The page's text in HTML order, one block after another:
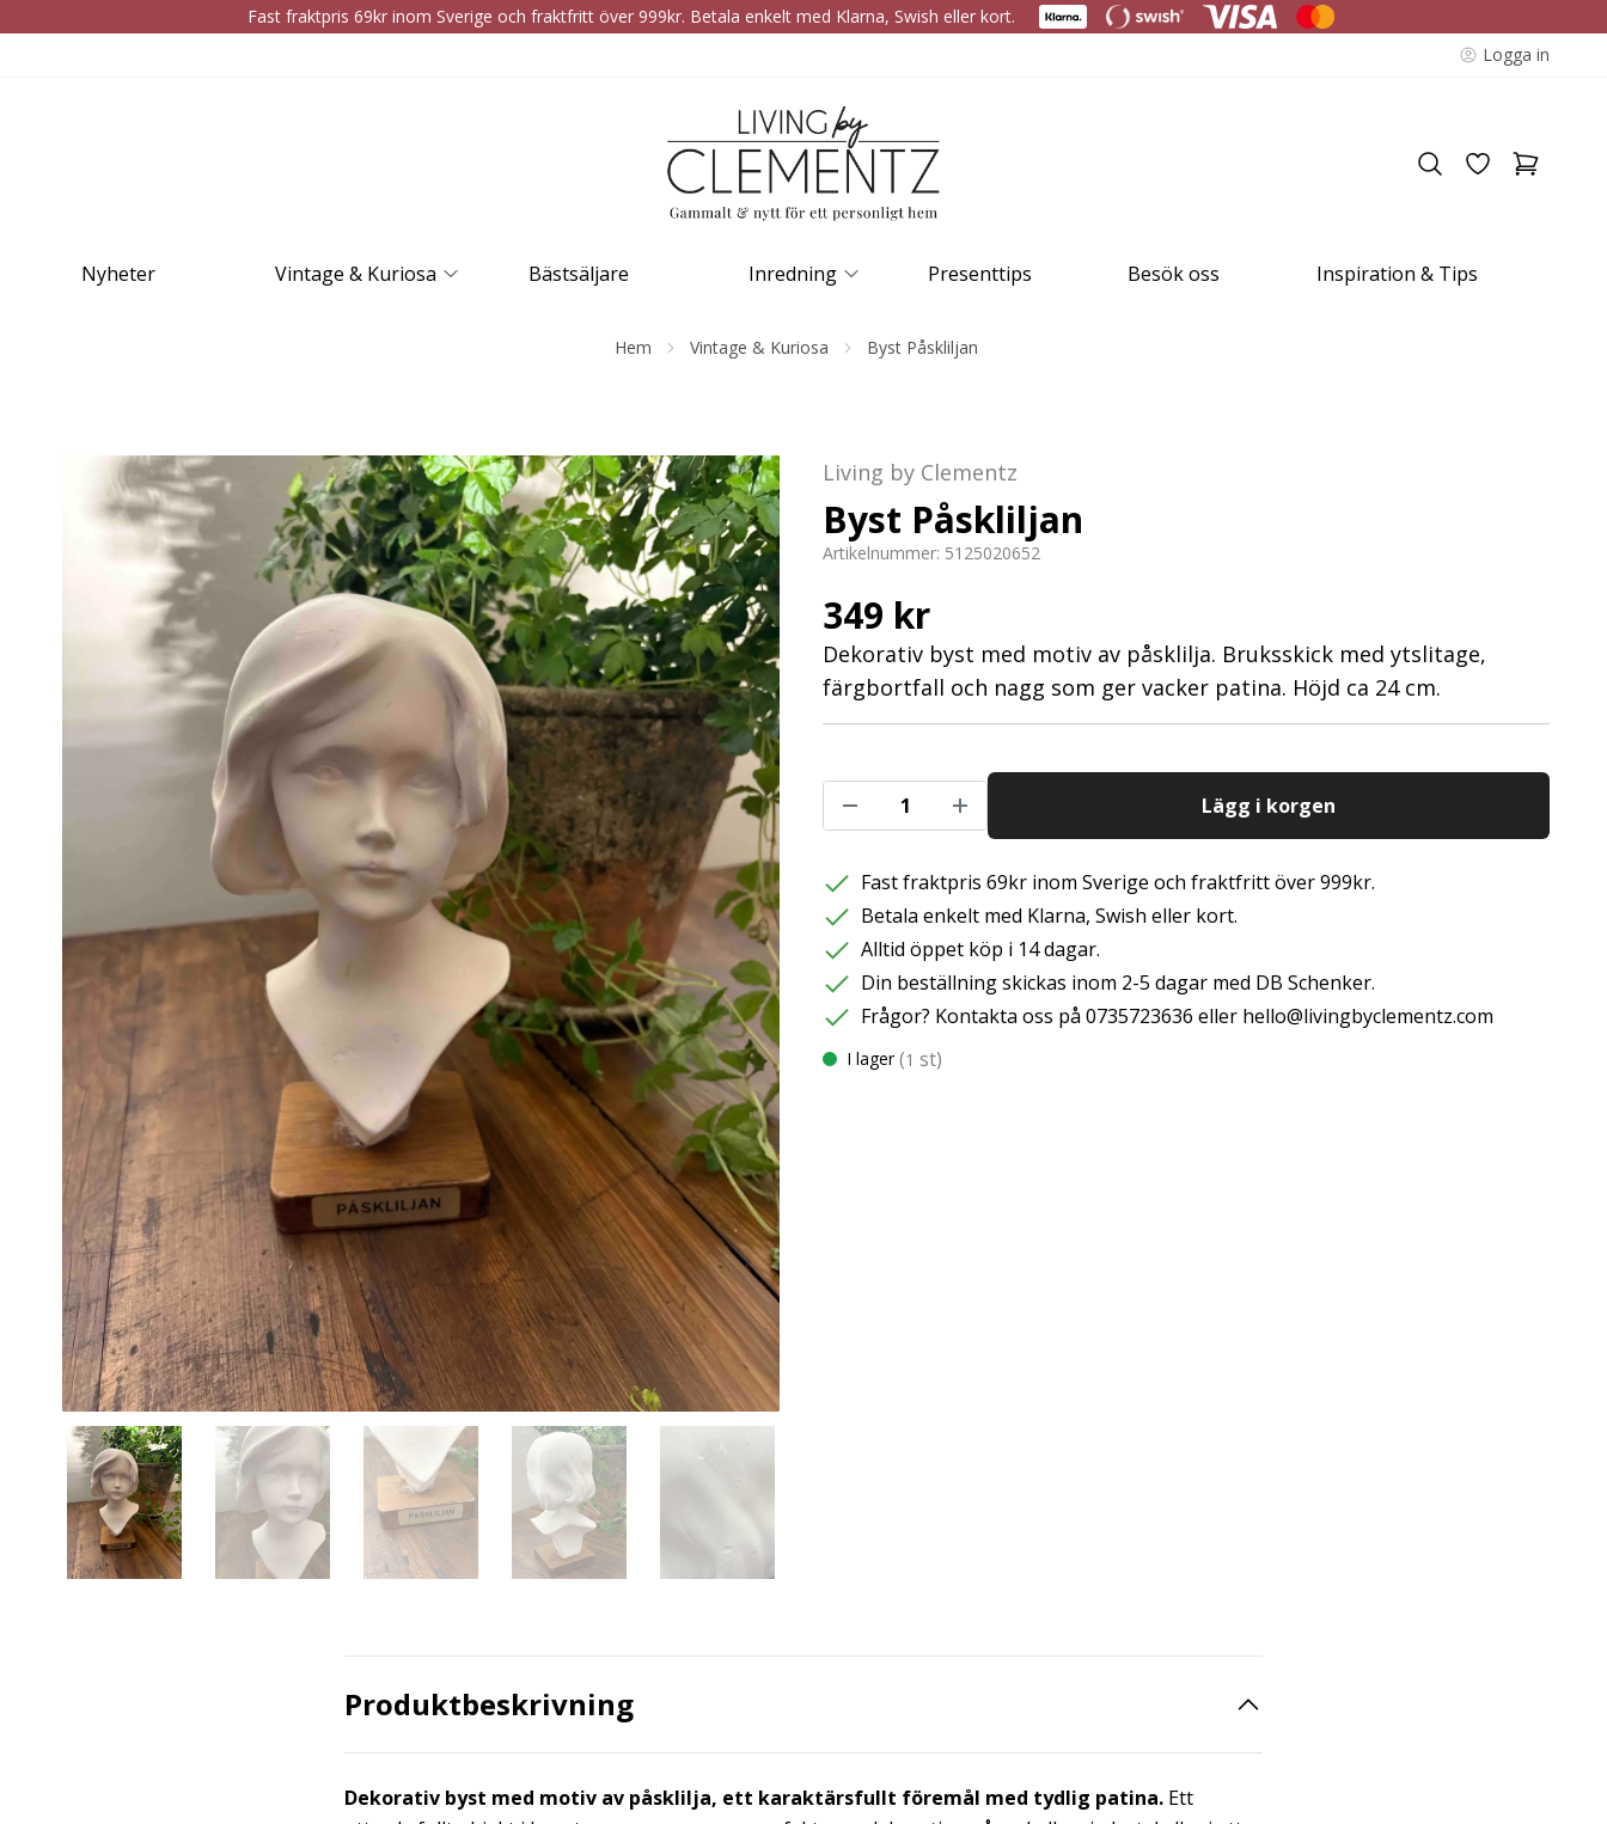
Fast fraktpris 69kr inom Sverige och fraktfritt över 999kr. Betala enkelt med Klarna, Swish eller kort.
Logga in
Nyheter Vintage & Kuriosa Bästsäljare Inredning Presenttips Besök oss Inspiration & Tips
Hem Vintage & Kuriosa Byst Påskliljan
Living by Clementz
Byst Påskliljan
Artikelnummer: 5125020652
349 kr
Dekorativ byst med motiv av påsklilja. Bruksskick med ytslitage,
färgbortfall och nagg som ger vacker patina. Höjd ca 24 cm.
Lägg i korgen
Fast fraktpris 69kr inom Sverige och fraktfritt över 999kr.
Betala enkelt med Klarna, Swish eller kort.
Alltid öppet köp i 14 dagar.
Din beställning skickas inom 2-5 dagar med DB Schenker.
Frågor? Kontakta oss på 0735723636 eller hello@livingbyclementz.com
I lager (1 st)
Produktbeskrivning
Dekorativ byst med motiv av påsklilja, ett karaktärsfullt föremål med tydlig patina. Ett